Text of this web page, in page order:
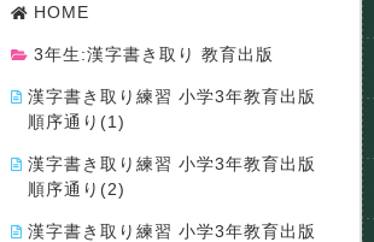
HOME
3年生:漢字書き取り 教育出版
漢字書き取り練習 小学3年教育出版
順序通り(1)
漢字書き取り練習 小学3年教育出版
順序通り(2)
漢字書き取り練習 小学3年教育出版